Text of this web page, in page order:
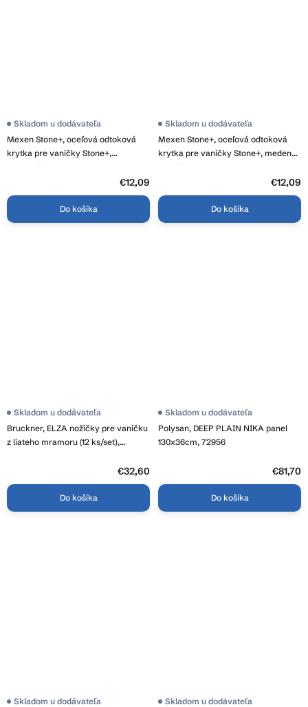
Mexen Stone+, oceľová odtoková
krytka pre vaničky Stone+,
grafitová, 44910066
Skladom u dodávateľa
€12,09
Do košíka
Mexen Stone+, oceľová odtoková
krytka pre vaničky Stone+, medená
matná, 44910065
Skladom u dodávateľa
€12,09
Do košíka
Bruckner, ELZA nožičky pre vaničku
z liateho mramoru (12 ks/set),
Skladom u dodávateľa
€32,60
Do košíka
Polysan, DEEP PLAIN NIKA panel
130x36cm, 72956
Skladom u dodávateľa
€81,70
Do košíka
Skladom u dodávateľa Skladom u dodávateľa